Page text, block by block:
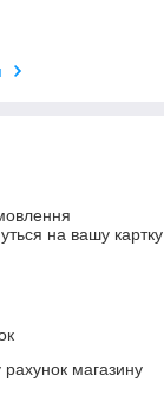
на вашу картку
магазину